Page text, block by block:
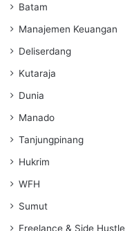
Batam
Manajemen Keuangan
Deliserdang
Kutaraja
Dunia
Manado
Tanjungpinang
Hukrim
WFH
Sumut
Freelance & Side Hustle